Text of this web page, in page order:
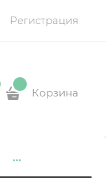
Регистрация
Корзина